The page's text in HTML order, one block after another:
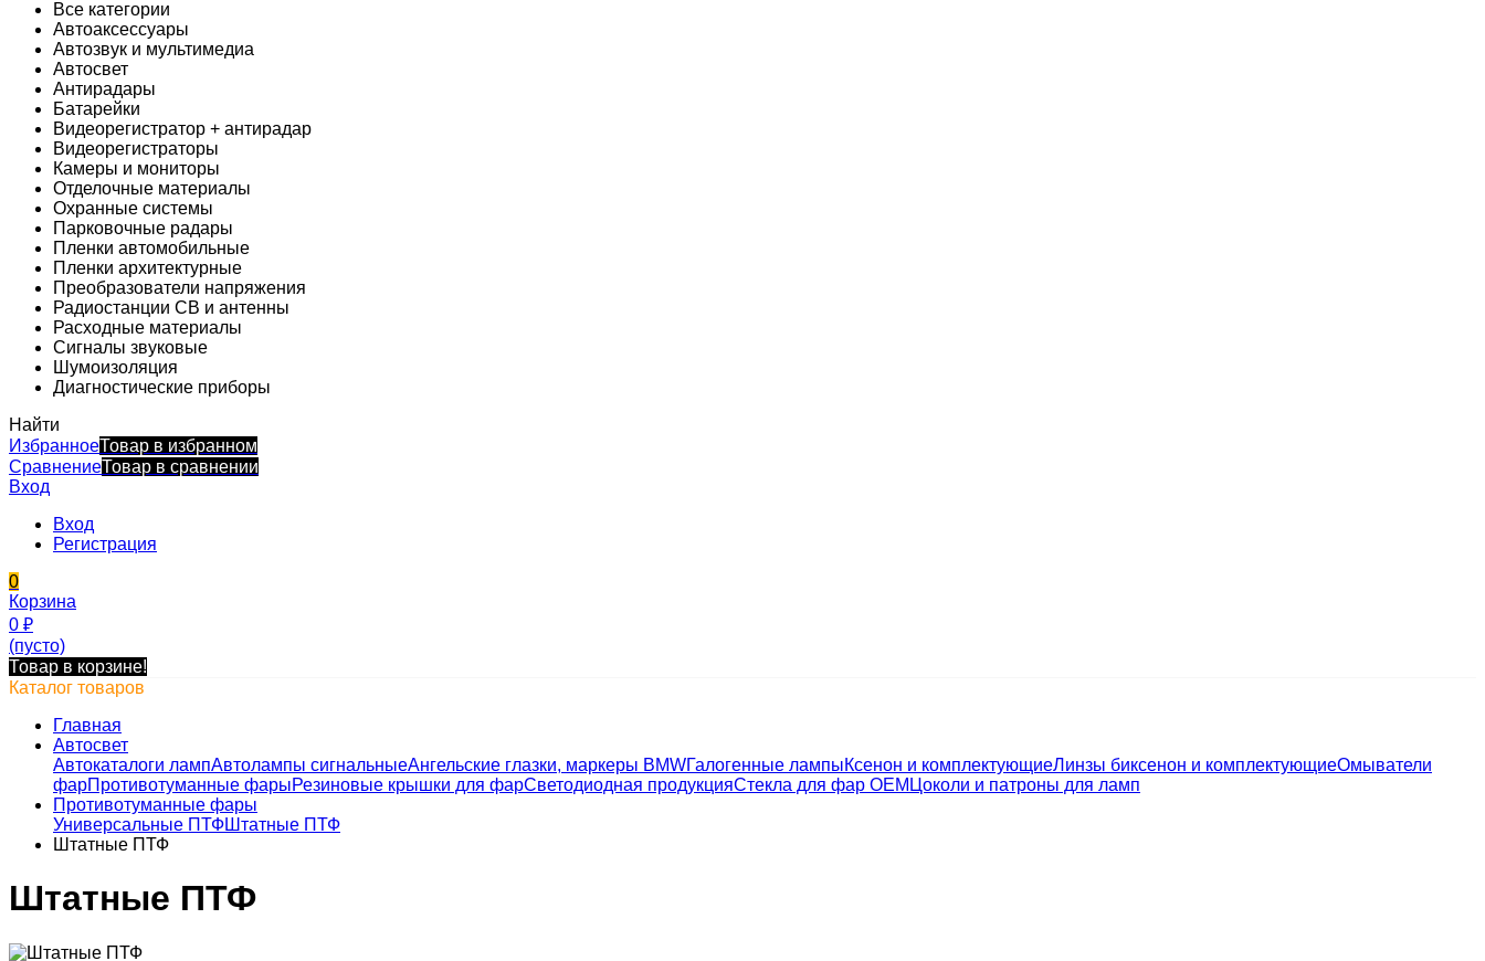
Все категории
Автоаксессуары
Автозвук и мультимедиа
Автосвет
Антирадары
Батарейки
Видеорегистратор + антирадар
Видеорегистраторы
Камеры и мониторы
Отделочные материалы
Охранные системы
Парковочные радары
Пленки автомобильные
Пленки архитектурные
Преобразователи напряжения
Радиостанции CB и антенны
Расходные материалы
Сигналы звуковые
Шумоизоляция
Диагностические приборы
Найти
ИзбранноеТовар в избранном
СравнениеТовар в сравнении
Вход
Вход
Регистрация
0
Корзина
0 ₽
(пусто)
Товар в корзине!
Каталог товаров
Главная
Автосвет
Автокаталоги лампАвтолампы сигнальныеАнгельские глазки, маркеры BMWГалогенные лампыКсенон и комплектующиеЛинзы биксенон и комплектующиеОмыватели
фарПротивотуманные фарыРезиновые крышки для фарСветодиодная продукцияСтекла для фар OEM Цоколи и патроны для ламп
Противотуманные фары
Универсальные ПТФШтатные ПТФ
Штатные ПТФ
Штатные ПТФ